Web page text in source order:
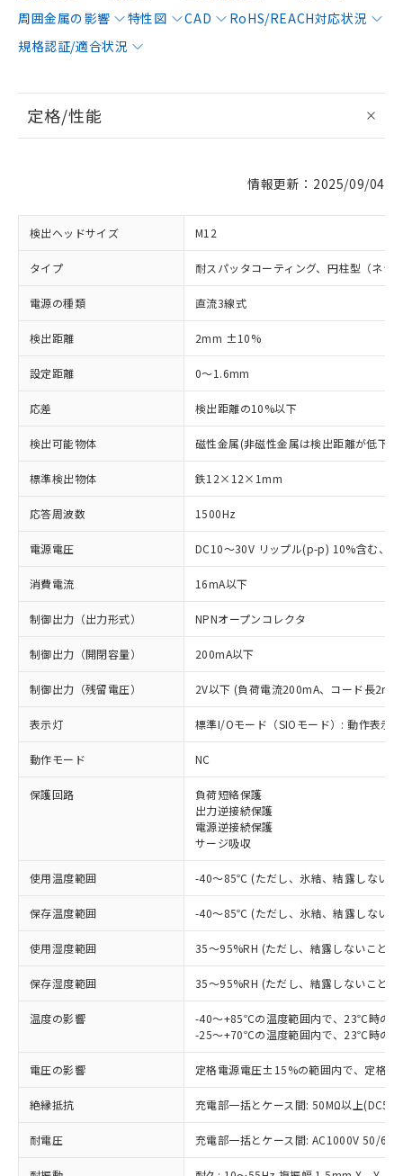
周囲金属の影響
特性図 CAD
RoHS/REACH対応状況
規格認証/適合状況
定格/性能
情報更新：2025/09/04
検出ヘッドサイズ M12
タイプ 耐スパッタコーティング、円柱型（ネジ
電源の種類 直流3線式
検出距離 2mm ±10%
設定距離 0～1.6mm
応差 検出距離の10%以下
検出可能物体 磁性金属(非磁性金属は検出距離が低下し
標準検出物体 鉄12×12×1mm
応答周波数 1500Hz
電源電圧 DC10～30V リップル(p-p) 10%含む、
消費電流 16mA以下
制御出力（出力形式） NPNオープンコレクタ
制御出力（開閉容量） 200mA以下
制御出力（残留電圧） 2V以下 (負荷電流200mA、コード長2m
表示灯 標準I/Oモード（SIOモード）: 動作表示
動作モード NC
保護回路
負荷短絡保護
出力逆接続保護
電源逆接続保護
サージ吸収
使用温度範囲 -40～85℃ (ただし、氷結、結露しないこ
保存温度範囲 -40～85℃ (ただし、氷結、結露しないこ
使用湿度範囲 35～95%RH (ただし、結露しないこと)
保存湿度範囲 35～95%RH (ただし、結露しないこと)
温度の影響
-40～+85℃の温度範囲内で、23℃時の
-25～+70℃の温度範囲内で、23℃時の
電圧の影響 定格電源電圧±15%の範囲内で、定格
絶縁抵抗 充電部一括とケース間: 50MΩ以上
耐電圧 充電部一括とケース間: AC1000V 50/
以下の条件をお読みいただき、同意のうえ
本サービスは、当社制御機器事業取扱
商品の当社在庫状況および標準価格
(税抜)を提供させていただくもので
当社制御機器事業取扱商品の中には、
本サービスの対象外となる商品もある
ことをご了承ください。
在庫状況および標準価格照会結果は、
記載している更新日時点での社内デー
タに基づき作成されるものであり、閲
対応済み：EU RoHS指令（10物質）の
非含有に対応した製品が提供可能な商品で
対応予定：EU RoHS指令（10物質）の非含
有に対応した製品に切り替える予定のある
商品です。
対応予定なし：EU RoHS指令（10物質）の
非含有に非対応の商品で、対応品を出す予
調査・確認中：EU RoHS指令（10物質）の
非含有の対応状況を調査中または確認中の
商品です。
非該当品：ライセンス料など無形物で、有
害物質有無と関係のない商品です。
仕入先様の事情により、非含有部品として
いたものが、含有品と判明した場合などや
むを得ず変更することがあります。
*EU RoHS指令（10物質）：
※1 中国RoHS○×表
「○」：最大均質材料含有率が中国RoHSの
基準値以下であることを示します。
基準値を超えていることを示します。
「－」：未確認です。当社販売部門へお問
当社は、これら貴社製品のうち、外国
為替および外国貿易法に定める商品
（以下｢規制貨物等」という）を輸出
または国外への提供する場合は、日本